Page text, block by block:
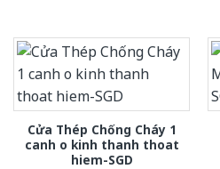
Cửa Thép Chống Cháy 1
canh o kinh thanh thoat
hiem-SGD